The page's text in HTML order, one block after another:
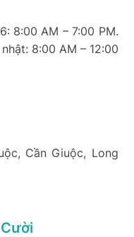
8:00 AM – 7:00 PM.
8:00 AM – 12:00
Cần Giuộc, Long